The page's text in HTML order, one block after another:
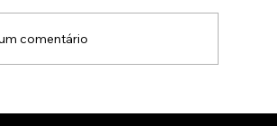
comentário